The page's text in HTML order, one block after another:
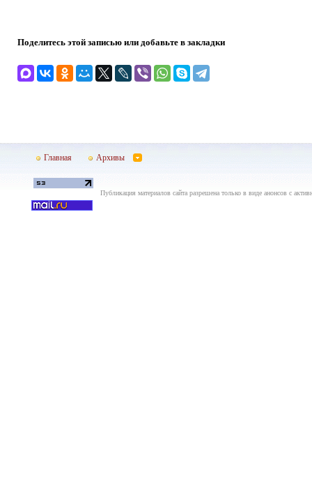
Поделитесь этой записью или добавьте в закладки
Главная Архивы
Публикация материалов сайта разрешена только в виде анонсов с